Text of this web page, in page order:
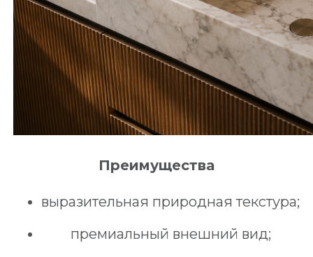
Преимущества
выразительная природная текстура;
премиальный внешний вид;